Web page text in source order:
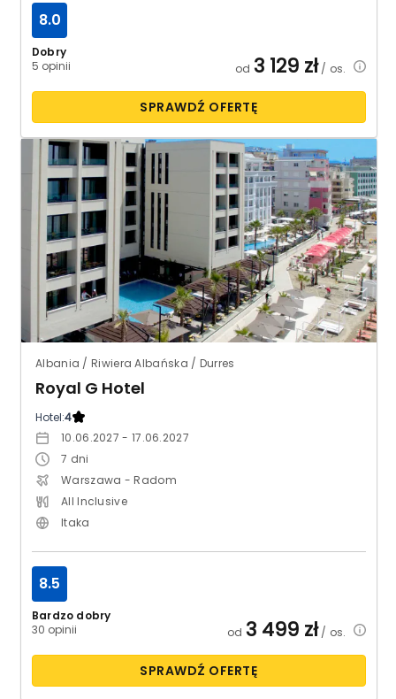
Dobry
5 opinii
8.0
od 3 129 zł/ os.
SPRAWDŹ OFERTĘ
Albania / Riwiera Albańska / Durres
Royal G Hotel
Hotel:4
10.06.2027 - 17.06.2027
7 dni
Warszawa - Radom
All Inclusive
Itaka
Bardzo dobry
30 opinii
8.5
od 3 499 zł/ os.
SPRAWDŹ OFERTĘ